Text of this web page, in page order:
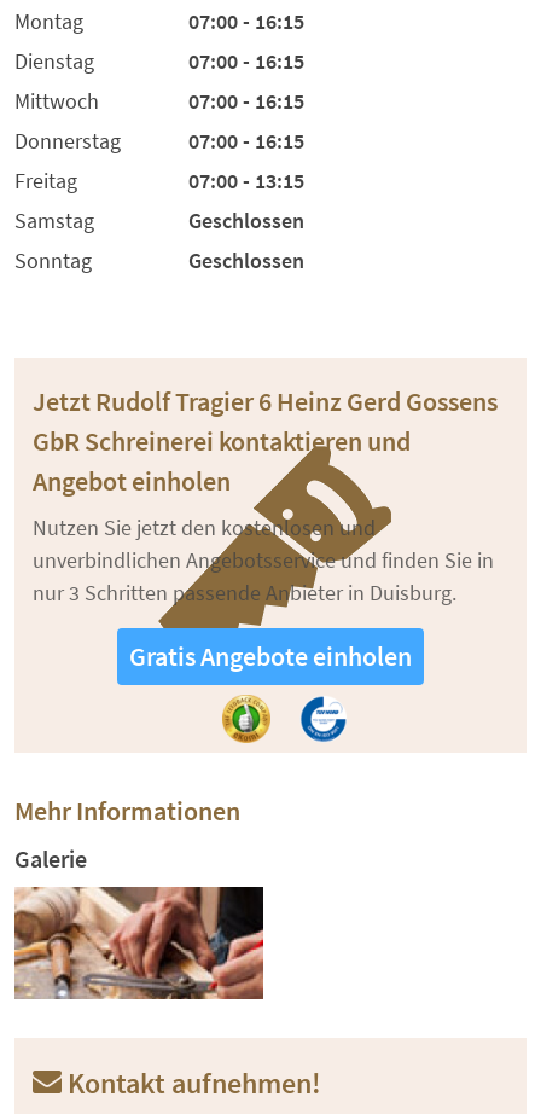
Montag
07:00 - 16:15
Dienstag
07:00 - 16:15
Mittwoch
07:00 - 16:15
Donnerstag
07:00 - 16:15
Freitag
07:00 - 13:15
Samstag
Geschlossen
Sonntag
Geschlossen
Jetzt Rudolf Tragier 6 Heinz Gerd Gossens
GbR Schreinerei kontaktieren und
Angebot einholen
Nutzen Sie jetzt den kostenlosen und
unverbindlichen Angebotsservice und finden Sie in
nur 3 Schritten passende Anbieter in Duisburg.
Gratis Angebote einholen
Mehr Informationen
Galerie
Kontakt aufnehmen!